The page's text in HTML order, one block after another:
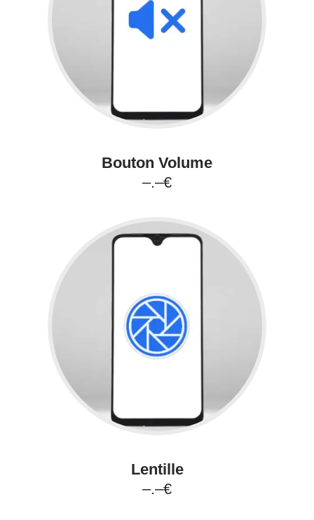
Bouton Volume
–.–€
Lentille
–.–€